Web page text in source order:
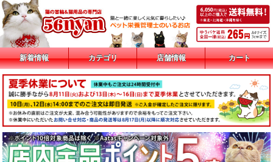
新着情報 カテゴリ 店舗情報 カート